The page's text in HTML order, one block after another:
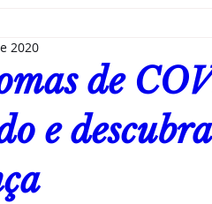
de
e
2020